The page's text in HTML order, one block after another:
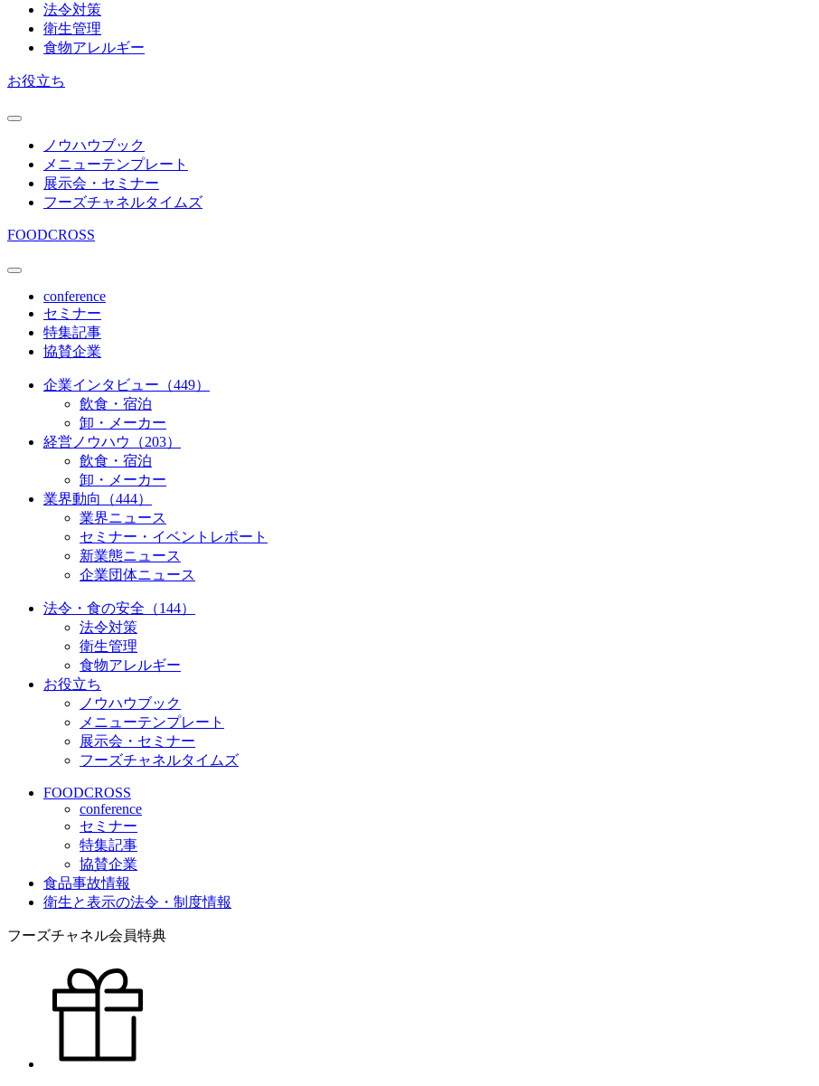
法令対策
衛生管理
食物アレルギー
お役立ち
ノウハウブック
メニューテンプレート
展示会・セミナー
フーズチャネルタイムズ
FOODCROSS
conference
セミナー
特集記事
協賛企業
企業インタビュー（449）
飲食・宿泊
卸・メーカー
経営ノウハウ（203）
飲食・宿泊
卸・メーカー
業界動向（444）
業界ニュース
セミナー・イベントレポート
新業態ニュース
企業団体ニュース
法令・食の安全（144）
法令対策
衛生管理
食物アレルギー
お役立ち
ノウハウブック
メニューテンプレート
展示会・セミナー
フーズチャネルタイムズ
FOODCROSS
conference
セミナー
特集記事
協賛企業
食品事故情報
衛生と表示の法令・制度情報
フーズチャネル会員特典